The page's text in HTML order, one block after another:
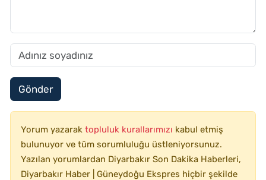
Gönder
Yorum yazarak topluluk kurallarımızı kabul etmiş
bulunuyor ve tüm sorumluluğu üstleniyorsunuz.
Yazılan yorumlardan Diyarbakır Son Dakika Haberleri,
Diyarbakır Haber | Güneydoğu Ekspres hiçbir şekilde